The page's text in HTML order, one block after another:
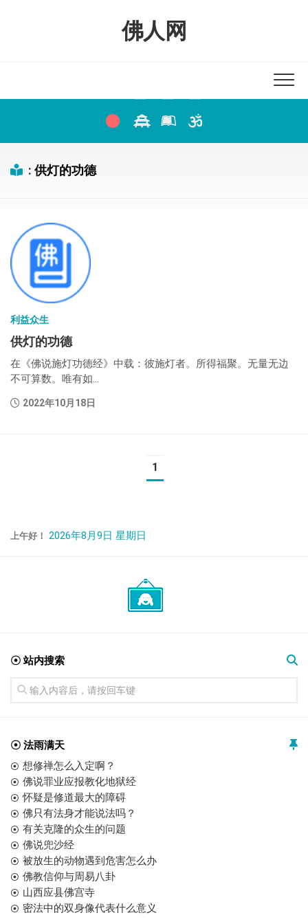
佛人网
: 供灯的功德
利益众生
供灯的功德
在《佛说施灯功德经》中载：彼施灯者。所得福聚。无量无边
不可算数。唯有如...
2022年10月18日
1
上午好！ 2026年8月9日 星期日
☉ 站内搜索
☉ 法雨满天
想修禅怎么入定啊？
佛说罪业应报教化地狱经
怀疑是修道最大的障碍
佛只有法身才能说法吗？
有关克隆的众生的问题
佛说兜沙经
被放生的动物遇到危害怎么办
佛教信仰与周易八卦
山西应县佛宫寺
密法中的双身像代表什么意义